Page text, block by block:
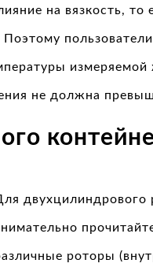
на вязкость, то
Поэтому
измеряемой
не должна
двухцилиндрового
роторы